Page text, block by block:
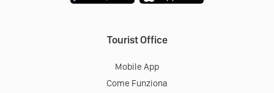
Tourist Office
Mobile App
Come Funziona